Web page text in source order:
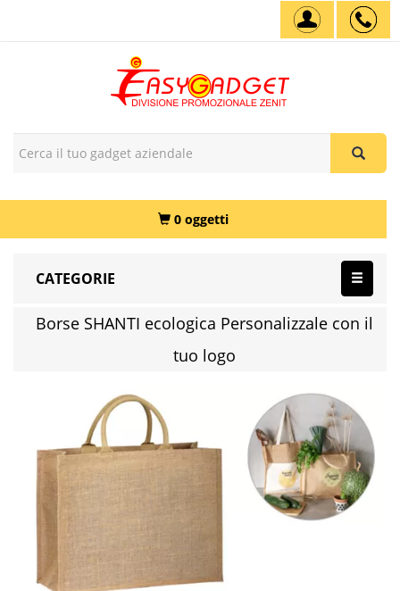
0 oggetti
CATEGORIE
Borse SHANTI ecologica Personalizzale con il
tuo logo